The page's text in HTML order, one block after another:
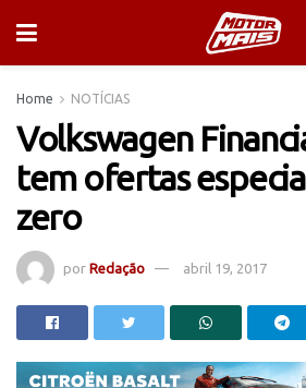
Home NOTÍCIAS
Volkswagen
tem ofertas
zero
por Redação abril 19, 2017